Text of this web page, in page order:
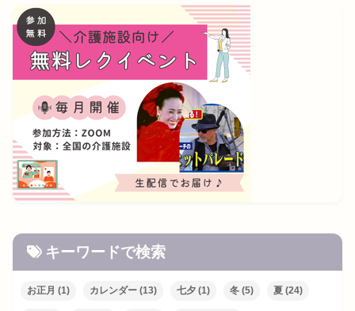
キーワードで検索
お正月 (1) カレンダー (13) 七夕 (1) 冬 (5) 夏 (24)